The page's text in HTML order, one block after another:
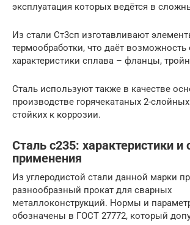
эксплуатация которых ведётся в
Из стали Ст3сп изготавливают
термообработки, что даёт возможность
характеристики сплава – фланцы,
Сталь используют также в качестве
производстве горячекатаных 2-
стойких к коррозии.
Сталь с235: характеристики и
применения
Из углеродистой стали данной марки
разнообразный прокат для сварных
металлоконструкций. Нормы и
обозначены в ГОСТ 27772, который